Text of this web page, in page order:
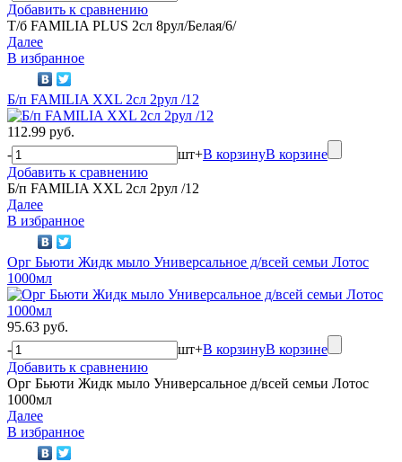
Добавить к сравнению
Т/б FAMILIA PLUS 2сл 8рул/Белая/6/
Далее
В избранное
Б/п FAMILIA XXL 2сл 2рул /12
112.99 руб.
-
шт+В корзинуВ корзине
Добавить к сравнению
Б/п FAMILIA XXL 2сл 2рул /12
Далее
В избранное
Орг Бьюти Жидк мыло Универсальное д/всей семьи Лотос
1000мл
95.63 руб.
-
шт+В корзинуВ корзине
Добавить к сравнению
Орг Бьюти Жидк мыло Универсальное д/всей семьи Лотос
1000мл
Далее
В избранное